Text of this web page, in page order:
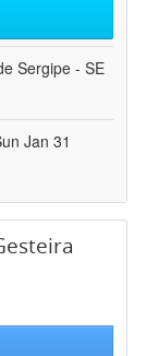
Sergipe - SE
Jan 31